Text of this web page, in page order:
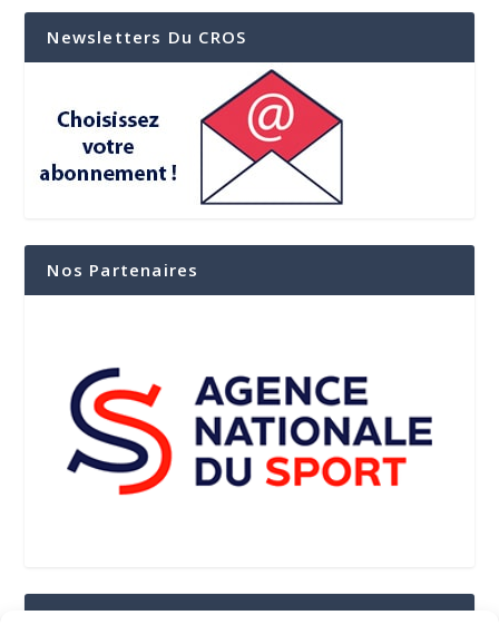
Newsletters Du CROS
Nos Partenaires